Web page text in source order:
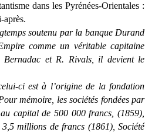
dans les Pyrénées-Orientales :
après.
soutenu par la banque Durand
comme un véritable capitaine
Bernadac et R. Rivals, il devient le
ci est à l’origine de la fondation
mémoire, les sociétés fondées par
capital de 500 000 francs, (1859),
millions de francs (1861), Société